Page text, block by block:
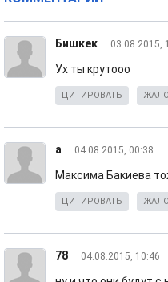
Бишкек 03.08.2015,
Ух ты крутооо
ЦИТИРОВАТЬ
a 04.08.2015, 00:38
Максима Бакиева
ЦИТИРОВАТЬ
78 04.08.2015, 10:46